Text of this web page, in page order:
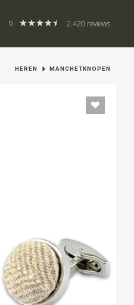
9 2.420 reviews
HEREN MANCHETKNOPEN